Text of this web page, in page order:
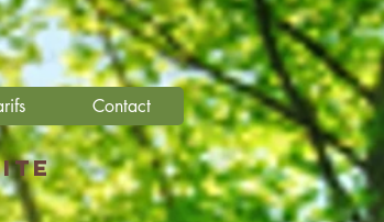
Contact